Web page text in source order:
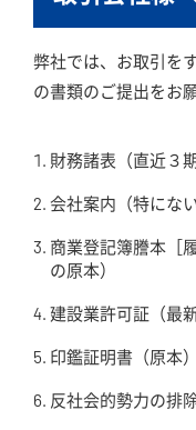
弊社では、お取引を
の書類のご提出をお
財務諸表（直近３
会社案内（特にな
商業登記簿謄本［
の原本）
建設業許可証（最
印鑑証明書（原本）
反社会的勢力の排